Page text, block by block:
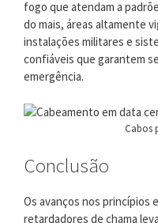
fogo que atendam a
do mais, áreas altamente
instalações militares e
confiáveis ​​que garantem
emergência.
Cabos
Conclusão
Os avanços nos princípios
retardadores de chama